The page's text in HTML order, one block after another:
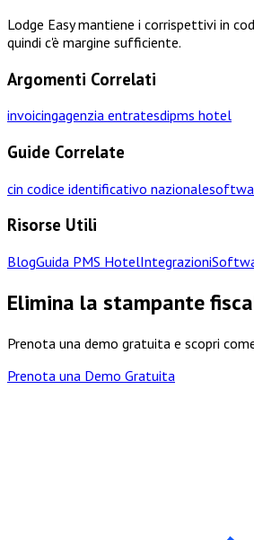
Lodge Easy mantiene i corrispettivi in
quindi c'è margine sufficiente.
Argomenti Correlati
invoicingagenzia entratesdipms hotel
Guide Correlate
cin codice identificativo nazionale
Risorse Utili
BlogGuida PMS HotelIntegrazioni
Elimina la stampante
Prenota una demo gratuita e scopri
Prenota una Demo Gratuita